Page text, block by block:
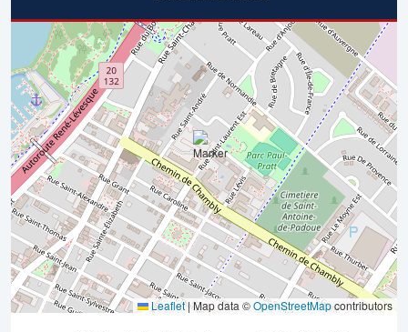
Leaflet|Map data ©OpenStreetMapcontributors